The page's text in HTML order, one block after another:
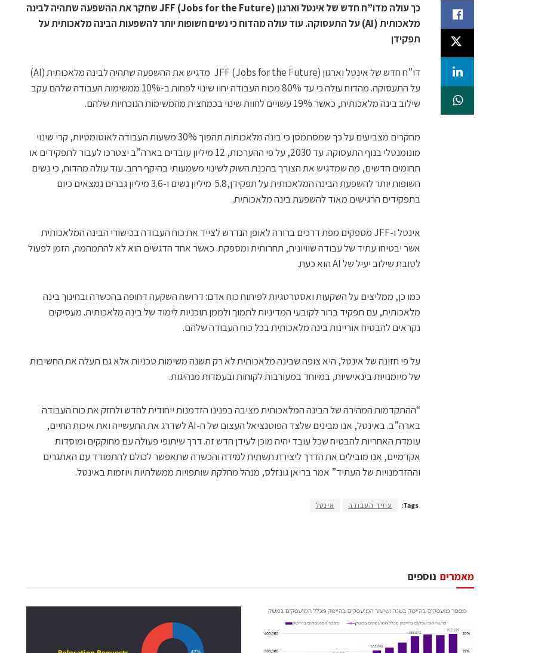
כך עולה מדו”ח חדש של אינטל וארגון JFF (Jobs for the Future) שחקר את ההשפעה שתהיה לבינה
מלאכותית (AI) על התעסוקה. עוד עולה מהדוח כי נשים חשופות יותר להשפעות הבינה מלאכותית על
תפקידן
דו”ח חדש של אינטל וארגון JFF (Jobs for the Future) מדגיש את ההשפעה שתהיה לבינה מלאכותית (AI)
על התעסוקה. מהדוח עולה כי עד 80% מכוח העבודה יחוו שינוי לפחות ב-10% ממשימות העבודה שלהם עקב
שילוב בינה מלאכותית, כאשר 19% עשויים לחוות שינוי בכמחצית מהמשימות הנוכחיות שלהם.
מחקרים מצביעים על כך שמסתמסן כי בינה מלאכותית תהפוך 30% משעות העבודה לאוטומטיות, קרי שינוי
מונומנטלי בנוף התעסוקה. עד 2030, על פי ההערכות, 12 מיליון עובדים בארה”ב יצטרכו לעבור לתפקידים או
תחומים חדשים, מה שמדגיש את הצורך בהכנת השוק לשינוי משמעותי בהיקף רחב. עוד עולה מהדוח, כי נשים
חשופות יותר להשפעת הבינה המלאכותית על תפקידן,5.8 מיליון נשים ו-3.6 מיליון גברים נמצאים כיום
בתפקידים הרגישים מאוד להשפעת בינה מלאכותית.
אינטל ו-JFF מספקים מפת דרכים ברורה לאופן הנדרש לצייד את כוח העבודה בכישורי הבינה המלאכותית
אשר יבטיחו עתיד של עבודה שוויונית, תחרותית ומספקת. כאשר אחד הדגשים הוא לא להתמהמה, הזמן לפעול
לטובת שילוב יעיל של AI הוא כעת.
כמו כן, ממליצים על השקעות ואסטרטגיות לפיתוח כוח אדם: דרושה השקעה דחופה בהכשרה ובחינוך בינה
מלאכותית, עם תפקיד ברור לקובעי המדיניות לתמוך ולממן תוכניות לימוד של בינה מלאכותית. מעסיקים
נקראים להבטיח אוריינות בינה מלאכותית בכל כוח העבודה שלהם.
על פי חזונה של אינטל, היא צופה שבינה מלאכותית לא רק תשנה משימות טכניות אלא גם תעלה את החשיבות
של מיומנויות בינאישיות, במיוחד במעורבות לקוחות ובעמדות מנהיגות.
“ההתקדמות המהירה של הבינה המלאכותית מציבה בפנינו הזדמנות ייחודית לחדש ולחזק את כוח העבודה
בארה”ב. באינטל, אנו מבינים שלצד הפוטנציאל העצום של ה-AI לשדרג את התעשייה ואת איכות החיים,
עומדת האחריות להבטיח שכל עובד יהיה מוכן לעידן חדש זה. דרך שיתופי פעולה עם מחוקקים ומוסדות
אקדמיים, אנו מובילים את הדרך ליצירת תשתית למידה והכשרה שתאפשר לכולם להתמודד עם האתגרים
וההזדמנויות של העתיד” אמר בריאן גונזלס, מנהל מחלקת שותפויות ממשלתיות ויוזמות באינטל.
Tags: עתיד העבודה אינטל
נוספים מאמרים